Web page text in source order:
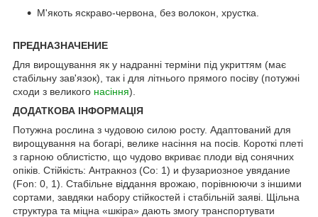
М'якоть яскраво-червона, без волокон, хрустка.
ПРЕДНАЗНАЧЕНИЕ
Для вирощування як у надранні терміни під укриттям (має
стабільну зав'язок), так і для літнього прямого посіву (потужні
сходи з великого насіння).
ДОДАТКОВА ІНФОРМАЦІЯ
Потужна рослина з чудовою силою росту. Адаптований для
вирощування на богарі, велике насіння на посів. Короткі плеті
з гарною облистістю, що чудово вкриває плоди від сонячних
опіків. Стійкість: Антракноз (Co: 1) и фузариозное увядание
(Fon: 0, 1). Стабільне віддання врожаю, порівнюючи з іншими
сортами, завдяки набору стійкостей і стабільній заяві. Щільна
структура та міцна «шкіра» дають змогу транспортувати